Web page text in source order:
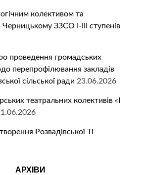
колективом та
ЗЗСО І-ІІІ ступенів
проведення громадських
перепрофілювання закладів
сільської ради 23.06.2026
театральних колективів «І
Розвадівської ТГ
АРХІВИ